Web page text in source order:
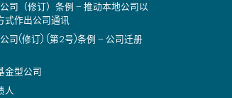
司（修订）条例 – 推动本地公司以
式作出公司通讯
司(修订) (第2号)条例 – 公司迁册
金型公司
人